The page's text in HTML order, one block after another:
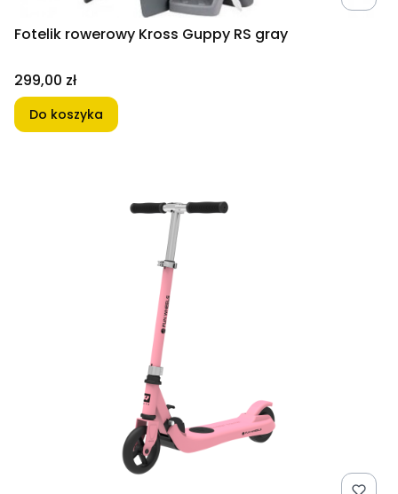
Fotelik rowerowy Kross Guppy RS gray
Cena
299,00 zł
Do koszyka